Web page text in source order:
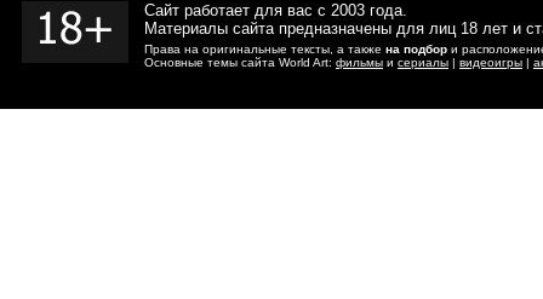
Сайт работает для вас с 2003 года.
Материалы сайта предназначены для лиц 18 лет и
Права на оригинальные тексты, а также на подбор и
Основные темы сайта World Art: фильмы и сериалы | видеоигры |